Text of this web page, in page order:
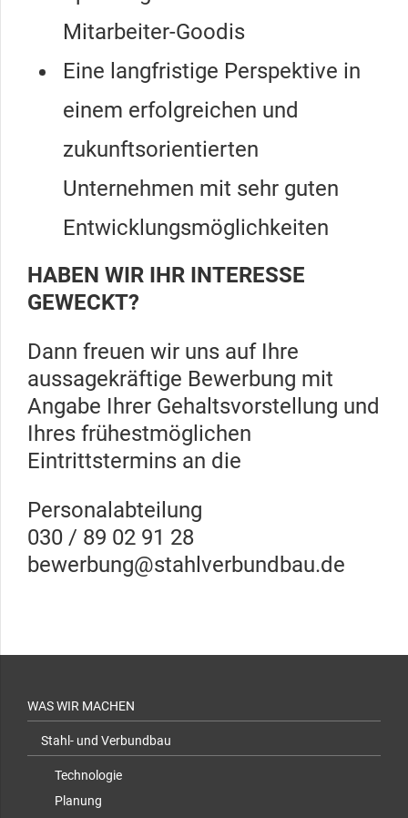
Mitarbeiter-Goodis
Eine langfristige Perspektive in
einem erfolgreichen und
zukunftsorientierten
Unternehmen mit sehr guten
Entwicklungsmöglichkeiten
HABEN WIR IHR INTERESSE
GEWECKT?
Dann freuen wir uns auf Ihre
aussagekräftige Bewerbung mit
Angabe Ihrer Gehaltsvorstellung und
Ihres frühestmöglichen
Eintrittstermins an die
Personalabteilung
030 / 89 02 91 28
bewerbung@stahlverbundbau.de
WAS WIR MACHEN
Stahl- und Verbundbau
Technologie
Planung